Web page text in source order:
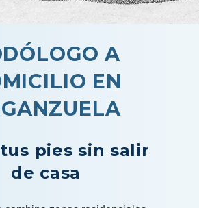
A
EN
pies sin salir
de casa